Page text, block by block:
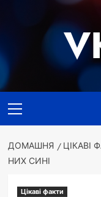
меню
ДОМАШНЯ ЦІКАВІ
НИХ СИНІ
Цікаві факти